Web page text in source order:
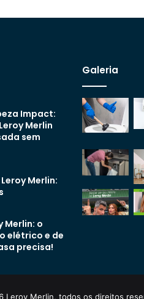
Impact:
Merlin
sem
Merlin:
Merlin: o
elétrico e de
precisa!
Galeria
Merlin, todos os direitos